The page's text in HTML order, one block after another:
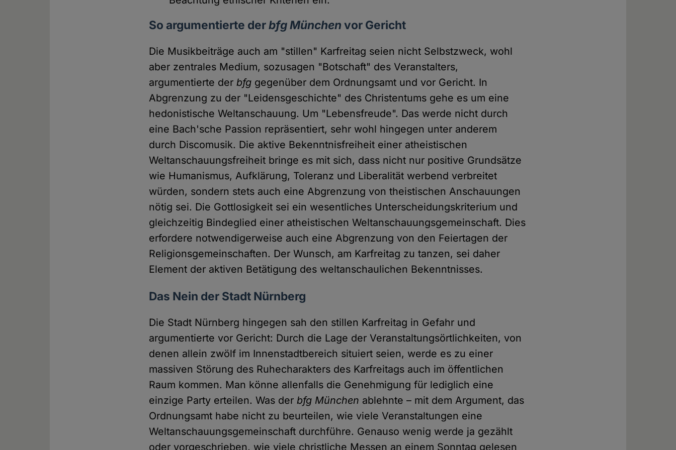
So argumentierte derbfg München vor Gericht
Die Musikbeiträge auch am "stillen" Karfreitag seien nicht Selbstzweck, wohl
aber zentrales Medium, sozusagen "Botschaft" des Veranstalters,
argumentierte derbfg gegenüber dem Ordnungsamt und vor Gericht. In
Abgrenzung zu der "Leidensgeschichte" des Christentums gehe es um eine
hedonistische Weltanschauung. Um "Lebensfreude". Das werde nicht durch
eine Bach'sche Passion repräsentiert, sehr wohl hingegen unter anderem
durch Discomusik. Die aktive Bekenntnisfreiheit einer atheistischen
Weltanschauungsfreiheit bringe es mit sich, dass nicht nur positive Grundsätze
wie Humanismus, Aufklärung, Toleranz und Liberalität werbend verbreitet
würden, sondern stets auch eine Abgrenzung von theistischen Anschauungen
nötig sei. Die Gottlosigkeit sei ein wesentliches Unterscheidungskriterium und
gleichzeitig Bindeglied einer atheistischen Weltanschauungsgemeinschaft. Dies
erfordere notwendigerweise auch eine Abgrenzung von den Feiertagen der
Religionsgemeinschaften. Der Wunsch, am Karfreitag zu tanzen, sei daher
Element der aktiven Betätigung des weltanschaulichen Bekenntnisses.
Das Nein der Stadt Nürnberg
Die Stadt Nürnberg hingegen sah den stillen Karfreitag in Gefahr und
argumentierte vor Gericht: Durch die Lage der Veranstaltungsörtlichkeiten, von
denen allein zwölf im Innenstadtbereich situiert seien, werde es zu einer
massiven Störung des Ruhecharakters des Karfreitags auch im öffentlichen
Raum kommen. Man könne allenfalls die Genehmigung für lediglich eine
einzige Party erteilen. Was derbfg München ablehnte – mit dem Argument, das
Ordnungsamt habe nicht zu beurteilen, wie viele Veranstaltungen eine
Weltanschauungsgemeinschaft durchführe. Genauso wenig werde ja gezählt
oder vorgeschrieben, wie viele christliche Messen an einem Sonntag gelesen